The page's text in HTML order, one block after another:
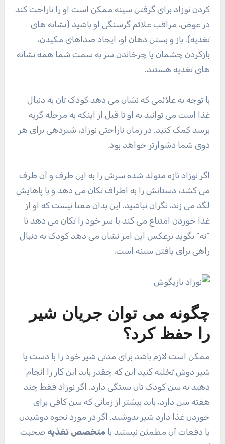
کردن نوزاد برای گرفتن سینه ممکن است او را ناراحت کند
در عوض، مراقب علائم گرسنگی او باشید (نشانه های
تغذیه). باز و بستن دهان او، ایجاد صداهای مکیدن،
بازکردن چشمان یا چرخاندن سر به سمت شما همه نشانه
های تغذیه هستند.
با توجه به علائمی که نشان می دهد کودک تان به دنبال
غذا است می توانید به او تا قبل از اینکه به مرحله گریه
برسد کمک کنید. در زمان ناراحتی نوزاد، شیردهی برای هر
دوی شما دشوارتر خواهد بود.
اگر نوزاد تازه متولد شده سرش را به این طرف و آن طرف
می کشد، دستانش را به اطراف تکان می دهد و با پاهایش
لگد می زند، نگران نباشید. این بدان معنا نیست که او از
غذا خوردن امتناع می کند یا سر خود را تکان می دهد تا
“نه” بگوید برعکس این امر نشان می دهد کودک به دنبال
راهی برای یافتن سینه است.
چگونه می توان جریان شیر
را حفظ کرد؟
ممکن است لازم باشد برای مدتی شیر خود را با دست یا
شیر دوش تخلیه کنید این که چقدر باید این کار را انجام
دهید به سن کودک تان بستگی دارد. اگر نوزاد فقط چند
هفته سن دارد، باید بیشتر از زمانی که سن کافی برای
خوردن غذا دارد شیر بدوشید. اگر در مورد نحوه دوشیدن
یا دفعات آن مطمئن نیستید با متخصص تغذیه صحبت